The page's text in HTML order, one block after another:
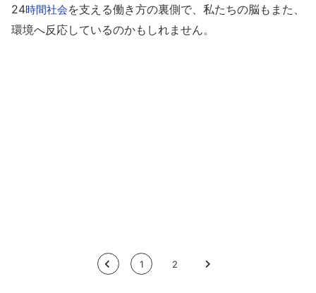
24時間社会を支える働き方の裏側で、私たちの脳もまた、
環境へ反応しているのかもしれません。
< 1 2 >